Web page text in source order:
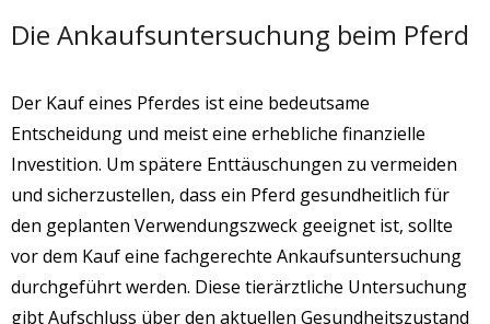
Die Ankaufsuntersuchung beim Pferd
Der Kauf eines Pferdes ist eine bedeutsame
Entscheidung und meist eine erhebliche finanzielle
Investition. Um spätere Enttäuschungen zu vermeiden
und sicherzustellen, dass ein Pferd gesundheitlich für
den geplanten Verwendungszweck geeignet ist, sollte
vor dem Kauf eine fachgerechte Ankaufsuntersuchung
durchgeführt werden. Diese tierärztliche Untersuchung
gibt Aufschluss über den aktuellen Gesundheitszustand